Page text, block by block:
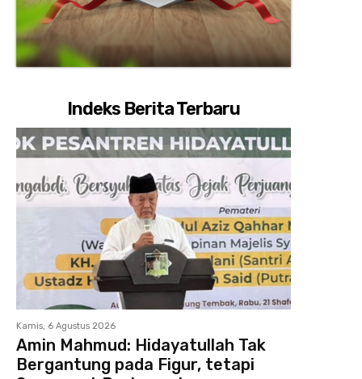
Indeks Berita Terbaru
Kamis, 6 Agustus 2026
Amin Mahmud: Hidayatullah Tak
Bergantung pada Figur, tetapi